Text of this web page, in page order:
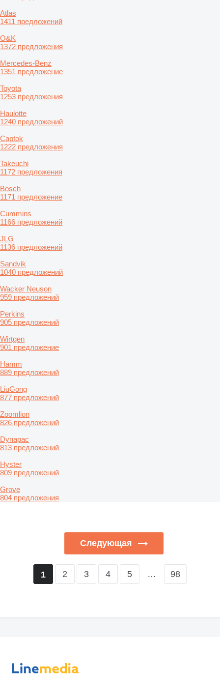
Atlas
1411 предложений
O&K
1372 предложения
Mercedes-Benz
1351 предложение
Toyota
1253 предложения
Haulotte
1240 предложений
Captok
1222 предложения
Takeuchi
1172 предложения
Bosch
1171 предложение
Cummins
1166 предложений
JLG
1136 предложений
Sandvik
1040 предложений
Wacker Neuson
959 предложений
Perkins
905 предложений
Wirtgen
901 предложение
Hamm
889 предложений
LiuGong
877 предложений
Zoomlion
826 предложений
Dynapac
813 предложений
Hyster
809 предложений
Grove
804 предложения
Следующая
1 2 3 4 5 … 98